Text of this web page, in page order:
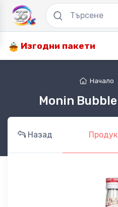
Изгодни пакети
Начало
Monin
Назад